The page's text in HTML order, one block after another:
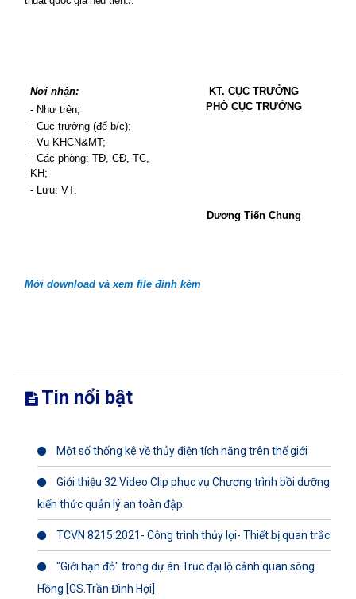
Nơi nhận:
- Như trên;
- Cục trưởng (để b/c);
- Vụ KHCN&MT;
- Các phòng: TĐ, CĐ, TC,
KH;
- Lưu: VT.
KT. CỤC TRƯỞNG
PHÓ CỤC TRƯỞNG
Dương Tiến Chung
Mời download và xem file đính kèm
Tin nổi bật
Một số thống kê về thủy điện tích năng trên thế giới
Giới thiệu 32 Video Clip phục vụ Chương trình bồi dưỡng
kiến thức quản lý an toàn đập
TCVN 8215:2021- Công trình thủy lợi- Thiết bị quan trắc
"Giới hạn đỏ" trong dự án Trục đại lộ cảnh quan sông
Hồng [GS.Trần Đình Hợi]